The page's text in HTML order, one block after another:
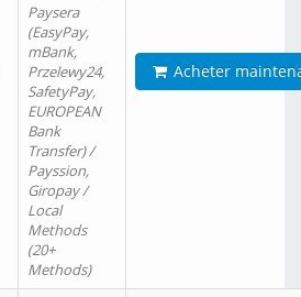
Paysera
(EasyPay,
mBank,
Przelewy24,
SafetyPay,
EUROPEAN
Bank
Transfer) /
Payssion,
Giropay /
Local
Methods
(20+
Methods)
Acheter